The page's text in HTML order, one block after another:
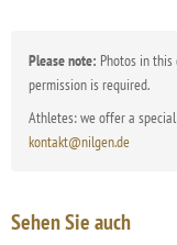
Please note: Photos in
permission is required.
Athletes: we offer a
kontakt@nilgen.de
Sehen Sie auch